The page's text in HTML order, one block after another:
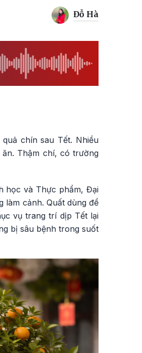
Đỗ Hà
chín sau Tết. Nhiều
Thậm chí, có trường
học và Thực phẩm, Đại
làm cảnh. Quất dùng để
vụ trang trí dịp Tết lại
bị sâu bệnh trong suốt